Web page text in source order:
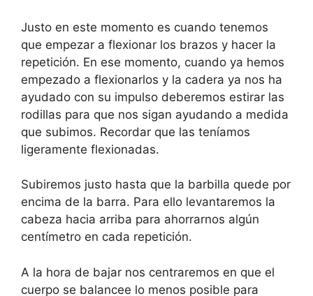
Justo en este momento es cuando tenemos
que empezar a flexionar los brazos y hacer la
repetición. En ese momento, cuando ya hemos
empezado a flexionarlos y la cadera ya nos ha
ayudado con su impulso deberemos estirar las
rodillas para que nos sigan ayudando a medida
que subimos. Recordar que las teníamos
ligeramente flexionadas.
Subiremos justo hasta que la barbilla quede por
encima de la barra. Para ello levantaremos la
cabeza hacia arriba para ahorrarnos algún
centímetro en cada repetición.
A la hora de bajar nos centraremos en que el
cuerpo se balancee lo menos posible para